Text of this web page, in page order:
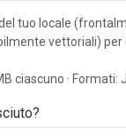
tuo locale
vettoriali) per
ciascuno · Formati: